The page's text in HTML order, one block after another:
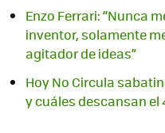
Enzo Ferrari: “Nunca
inventor, solamente
agitador de ideas”
Hoy No Circula
y cuáles descansan el